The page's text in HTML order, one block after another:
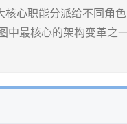
心职能分派给不同角
中最核心的架构变革之